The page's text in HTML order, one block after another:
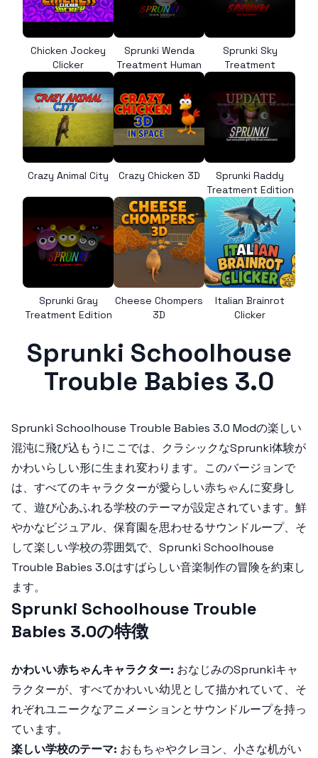
Chicken Jockey
Clicker
Sprunki Wenda
Treatment Human
Sprunki Sky
Treatment
Crazy Animal City Crazy Chicken 3D
Sprunki Raddy
Treatment Edition
Sprunki Gray
Treatment Edition
Cheese Chompers
3D
Italian Brainrot
Clicker
Sprunki Schoolhouse
Trouble Babies 3.0
Sprunki Schoolhouse Trouble Babies 3.0 Modの楽しい
混沌に飛び込もう!ここでは、クラシックなSprunki体験が
かわいらしい形に生まれ変わります。このバージョンで
は、すべてのキャラクターが愛らしい赤ちゃんに変身し
て、遊び心あふれる学校のテーマが設定されています。鮮
やかなビジュアル、保育園を思わせるサウンドループ、そ
して楽しい学校の雰囲気で、 Sprunki Schoolhouse
Trouble Babies 3.0はすばらしい音楽制作の冒険を約束し
ます。
Sprunki Schoolhouse Trouble
Babies 3.0の特徴
かわいい赤ちゃんキャラクター: おなじみのSprunkiキャ
ラクターが、すべてかわいい幼児として描かれていて、そ
れぞれユニークなアニメーションとサウンドループを持っ
ています。
楽しい学校のテーマ: おもちゃやクレヨン、小さな机がい